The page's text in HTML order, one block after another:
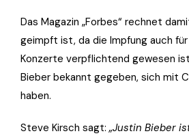
Das Magazin „Forbes“ rechnet
geimpft ist, da die Impfung auch
Konzerte verpflichtend gewesen
Bieber bekannt gegeben, sich mit
haben.
Steve Kirsch sagt: „Justin Bieber